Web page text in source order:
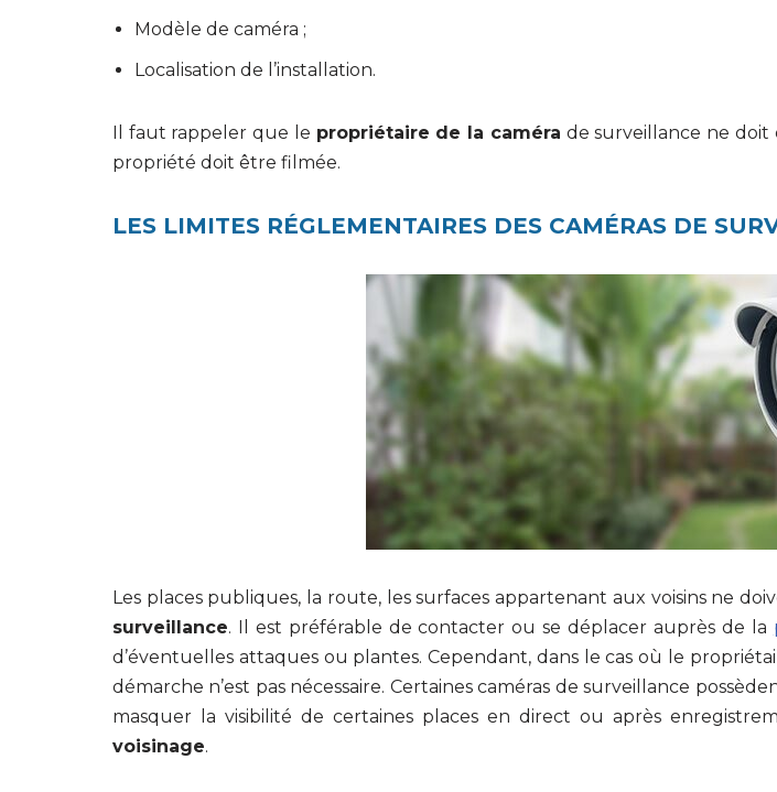
Modèle de caméra ;
Localisation de l’installation.
Il faut rappeler que le propriétaire de la caméra de surveillance ne doit
propriété doit être filmée.
LES LIMITES RÉGLEMENTAIRES DES CAMÉRAS DE
Les places publiques, la route, les surfaces appartenant aux voisins ne
surveillance. Il est préférable de contacter ou se déplacer auprès de la
d’éventuelles attaques ou plantes. Cependant, dans le cas où le
démarche n’est pas nécessaire. Certaines caméras de surveillance
masquer la visibilité de certaines places en direct ou après
voisinage.